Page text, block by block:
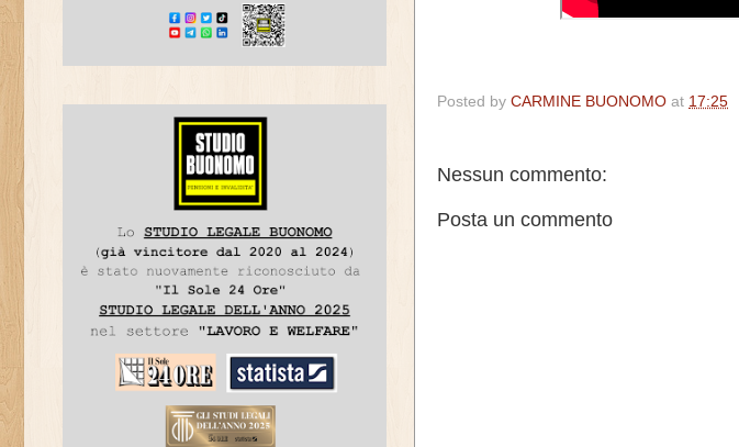
Posted by CARMINE BUONOMO at 17:25
Nessun commento:
Posta un commento